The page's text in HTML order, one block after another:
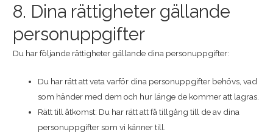
8. Dina rättigheter gällande
personuppgifter
Du har följande rättigheter gällande dina personuppgifter:
Du har rätt att veta varför dina personuppgifter behövs, vad
som händer med dem och hur länge de kommer att lagras.
Rätt till åtkomst: Du har rätt att få tillgång till de av dina
personuppgifter som vi känner till.